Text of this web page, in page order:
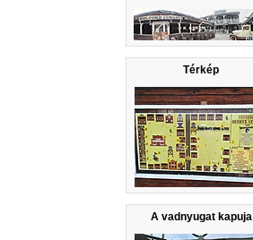
Térkép
A vadnyugat kapuja